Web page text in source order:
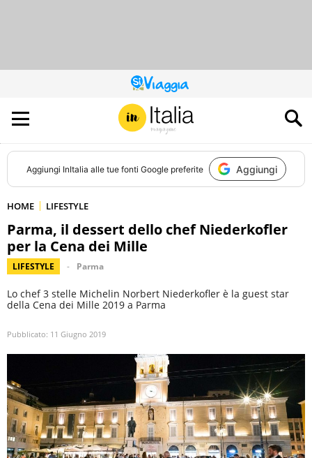
QUESTO
SITO
CONTRIBUISCE
ALL’AUDIENCE
DI
Aggiungi InItalia alle tue fonti Google preferite Aggiungi
HOME LIFESTYLE
Parma, il dessert dello chef Niederkofler
per la Cena dei Mille
LIFESTYLE Parma
Lo chef 3 stelle Michelin Norbert Niederkofler è la guest star
della Cena dei Mille 2019 a Parma
Pubblicato: 11 Giugno 2019